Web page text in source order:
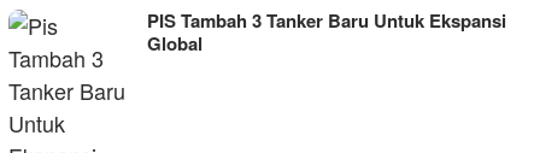
PIS Tambah 3 Tanker Baru Untuk Ekspansi
Global